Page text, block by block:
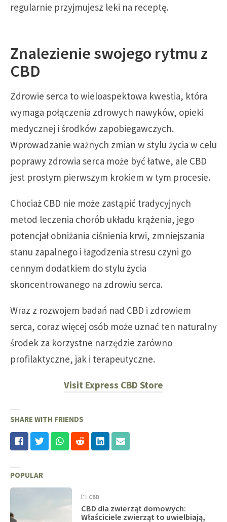
regularnie przyjmujesz leki na receptę.
Znalezienie swojego rytmu z
CBD
Zdrowie serca to wieloaspektowa kwestia, która
wymaga połączenia zdrowych nawyków, opieki
medycznej i środków zapobiegawczych.
Wprowadzanie ważnych zmian w stylu życia w celu
poprawy zdrowia serca może być łatwe, ale CBD
jest prostym pierwszym krokiem w tym procesie.
Chociaż CBD nie może zastąpić tradycyjnych
metod leczenia chorób układu krążenia, jego
potencjał obniżania ciśnienia krwi, zmniejszania
stanu zapalnego i łagodzenia stresu czyni go
cennym dodatkiem do stylu życia
skoncentrowanego na zdrowiu serca.
Wraz z rozwojem badań nad CBD i zdrowiem
serca, coraz więcej osób może uznać ten naturalny
środek za korzystne narzędzie zarówno
profilaktyczne, jak i terapeutyczne.
Visit Express CBD Store
SHARE WITH FRIENDS
POPULAR
CBD
CBD dla zwierząt domowych:
Właściciele zwierząt to uwielbiają,